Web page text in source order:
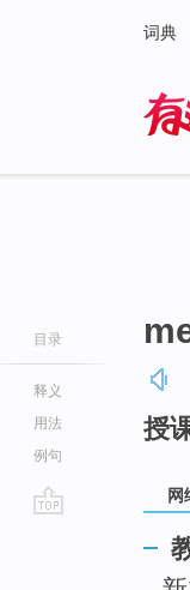
词典
目录
释义
用法
例句
授
网